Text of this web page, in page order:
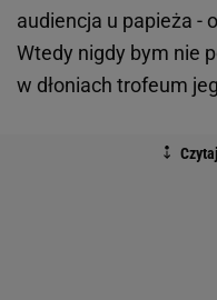
audiencja u papieża -
Wtedy nigdy bym nie
w dłoniach trofeum